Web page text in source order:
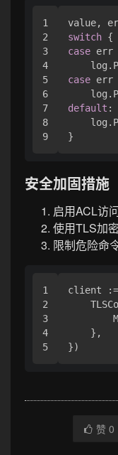
1
2
3
4
5
6
7
8
value,
switch
case err
case err
default :
安全加固措施
启用ACL访
使用TLS加
限制危险命
1
2
3
4
client :=
    },
赞 0